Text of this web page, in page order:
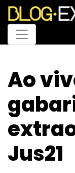
Menu
Ao
Jus21